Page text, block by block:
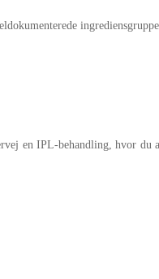
en IPL-behandling, hvor du